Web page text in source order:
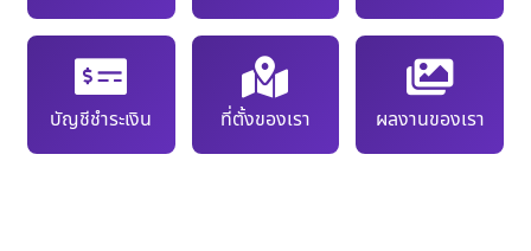
บัญชีชำระเงิน ที่ตั้งของเรา ผลงานของเรา